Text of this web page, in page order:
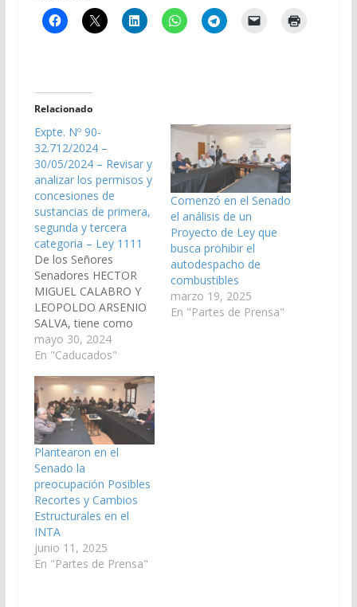
Relacionado
Expte. Nº 90-
32.712/2024 –
30/05/2024 – Revisar y
analizar los permisos y
concesiones de
sustancias de primera,
segunda y tercera
categoria – Ley 1111
De los Señores
Senadores HECTOR
MIGUEL CALABRO Y
LEOPOLDO ARSENIO
SALVA, tiene como
finalidad revisar y
analizar los permisos y
sustancias de primera,
segunda y tercera
categoria y controlar el
cumplimiento de las
condiciones de
amparo establecidas
en la normativa
vigente, en un plazo
perentorio e
improrrogable de…
mayo 30, 2024
En "Caducados"
Comenzó en el Senado
el análisis de un
Proyecto de Ley que
busca prohibir el
autodespacho de
combustibles
marzo 19, 2025
En "Partes de Prensa"
Plantearon en el
Senado la
preocupación Posibles
Recortes y Cambios
Estructurales en el
INTA
junio 11, 2025
En "Partes de Prensa"